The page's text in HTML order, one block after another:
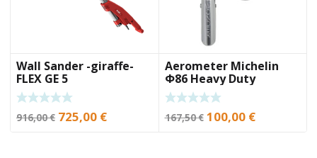
Wall Sander -giraffe-
FLEX GE 5
916,00€ Original
725,00 €Current
Aerometer Michelin
Φ86 Heavy Duty
167,50€ Original
100,00 €Current